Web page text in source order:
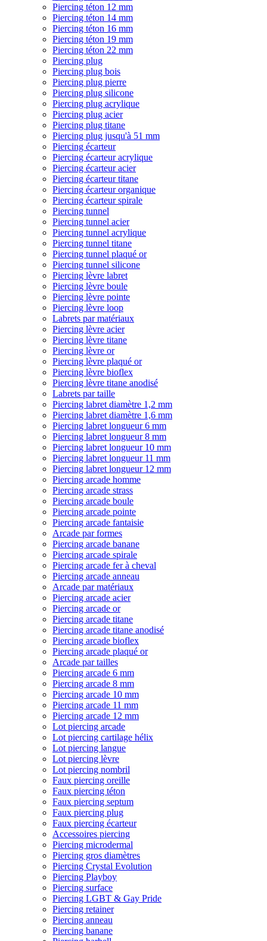
Piercing téton 12 mm
Piercing téton 14 mm
Piercing téton 16 mm
Piercing téton 19 mm
Piercing téton 22 mm
Piercing plug
Piercing plug bois
Piercing plug pierre
Piercing plug silicone
Piercing plug acrylique
Piercing plug acier
Piercing plug titane
Piercing plug jusqu'à 51 mm
Piercing écarteur
Piercing écarteur acrylique
Piercing écarteur acier
Piercing écarteur titane
Piercing écarteur organique
Piercing écarteur spirale
Piercing tunnel
Piercing tunnel acier
Piercing tunnel acrylique
Piercing tunnel titane
Piercing tunnel plaqué or
Piercing tunnel silicone
Piercing lèvre labret
Piercing lèvre boule
Piercing lèvre pointe
Piercing lèvre loop
Labrets par matériaux
Piercing lèvre acier
Piercing lèvre titane
Piercing lèvre or
Piercing lèvre plaqué or
Piercing lèvre bioflex
Piercing lèvre titane anodisé
Labrets par taille
Piercing labret diamètre 1,2 mm
Piercing labret diamètre 1,6 mm
Piercing labret longueur 6 mm
Piercing labret longueur 8 mm
Piercing labret longueur 10 mm
Piercing labret longueur 11 mm
Piercing labret longueur 12 mm
Piercing arcade homme
Piercing arcade strass
Piercing arcade boule
Piercing arcade pointe
Piercing arcade fantaisie
Arcade par formes
Piercing arcade banane
Piercing arcade spirale
Piercing arcade fer à cheval
Piercing arcade anneau
Arcade par matériaux
Piercing arcade acier
Piercing arcade or
Piercing arcade titane
Piercing arcade titane anodisé
Piercing arcade bioflex
Piercing arcade plaqué or
Arcade par tailles
Piercing arcade 6 mm
Piercing arcade 8 mm
Piercing arcade 10 mm
Piercing arcade 11 mm
Piercing arcade 12 mm
Lot piercing arcade
Lot piercing cartilage hélix
Lot piercing langue
Lot piercing lèvre
Lot piercing nombril
Faux piercing oreille
Faux piercing téton
Faux piercing septum
Faux piercing plug
Faux piercing écarteur
Accessoires piercing
Piercing microdermal
Piercing gros diamètres
Piercing Crystal Evolution
Piercing Playboy
Piercing surface
Piercing LGBT & Gay Pride
Piercing retainer
Piercing anneau
Piercing banane